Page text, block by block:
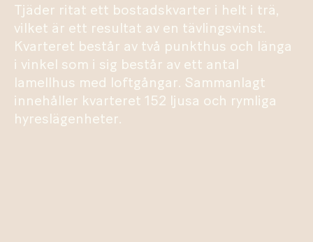
Tjäder ritat ett bostadskvarter i helt i trä,
vilket är ett resultat av en tävlingsvinst.
Kvarteret består av två punkthus och länga
i vinkel som i sig består av ett antal
lamellhus med loftgångar. Sammanlagt
innehåller kvarteret 152 ljusa och rymliga
hyreslägenheter.